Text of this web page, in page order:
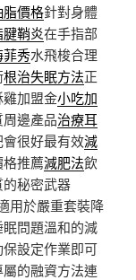
脂價格針對身體
鞘炎在手指部
菲秀水飛梭合理
根治失眠方法正
加盟金小吃加
邊產品治療耳
很好最有效減
推薦減肥法飲
秘密武器
用於嚴重套裝降
問題溫和的減
設定作業即可
的融資方法連